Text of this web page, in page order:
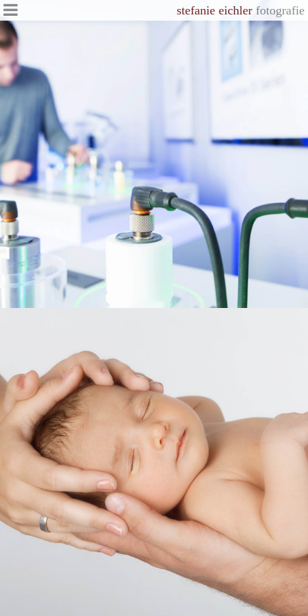
stefanie eichler fotografie